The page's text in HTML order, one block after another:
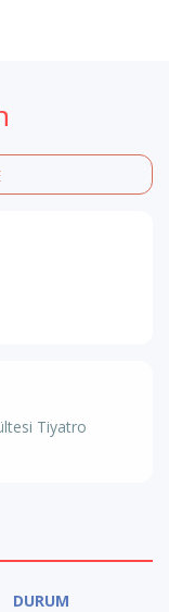
Tiyatro
DURUM